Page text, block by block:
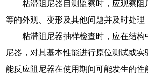
粘滞阻尼器目测监察时，应观察
等的外观、变形及其他问题并及时处理
粘滞阻尼器抽样检查时，应在结构
尼器，对其基本性能进行原位测试或
能反应阻尼器在使用期间可能发生的